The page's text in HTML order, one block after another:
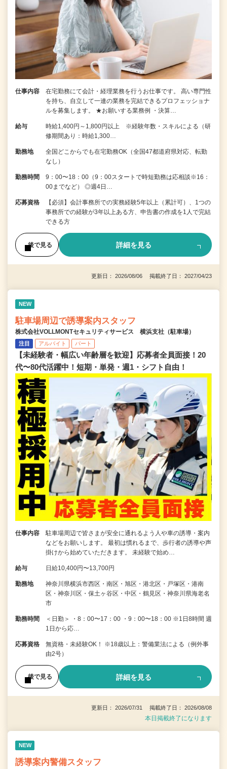
仕事内容
在宅勤務にて会計・経理業務を行うお仕事です。 高い専門性
を持ち、自立して一連の業務を完結できるプロフェッショナ
ルを募集します。 ★お願いする業務例 ・決算…
給与
時給1,400円～1,800円以上 ※経験年数・スキルによる（研
修期間あり：時給1,300…
勤務地
全国どこからでも在宅勤務OK（全国47都道府県対応、転勤
なし）
勤務時間
9：00〜18：00（9：00スタートで時短勤務は応相談※16：
00までなど） ◎週4日…
応募資格
【必須】会計事務所での実務経験5年以上（累計可）、1つの
事務所での経験が3年以上ある方、申告書の作成を1人で完結
できる方
後で見る 詳細を見る
更新日： 2026/08/06 掲載終了日： 2027/04/23
NEW
駐車場周辺で誘導案内スタッフ
株式会社VOLLMONTセキュリティサービス 横浜支社（駐車場）
注目 アルバイト パート
【未経験者・幅広い年齢層を歓迎】応募者全員面接！20
代〜80代活躍中！短期・単発・週1・シフト自由！
仕事内容
駐車場周辺で皆さまが安全に通れるよう人や車の誘導・案内
などをお願いします。 最初は慣れるまで、歩行者の誘導や声
掛けから始めていただきます。 未経験で始め…
給与 日給10,400円〜13,700円
勤務地
神奈川県横浜市西区・南区・旭区・港北区・戸塚区・港南
区・神奈川区・保土ヶ谷区・中区・鶴見区・神奈川県海老名
市
勤務時間
＜日勤＞ ・8：00〜17：00 ・9：00〜18：00 ※1日8時間 週
1日から応…
応募資格
無資格・未経験OK！ ※18歳以上：警備業法による（例外事
由2号）
後で見る 詳細を見る
更新日： 2026/07/31 掲載終了日： 2026/08/08
本日掲載終了になります
NEW
誘導案内警備スタッフ